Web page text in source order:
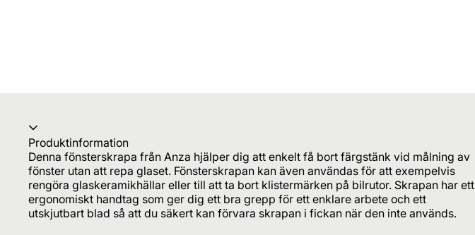
Produktinformation
Denna fönsterskrapa från Anza hjälper dig att enkelt få bort färgstänk vid målning av
fönster utan att repa glaset. Fönsterskrapan kan även användas för att exempelvis
rengöra glaskeramikhällar eller till att ta bort klistermärken på bilrutor. Skrapan har ett
ergonomiskt handtag som ger dig ett bra grepp för ett enklare arbete och ett
utskjutbart blad så att du säkert kan förvara skrapan i fickan när den inte används.